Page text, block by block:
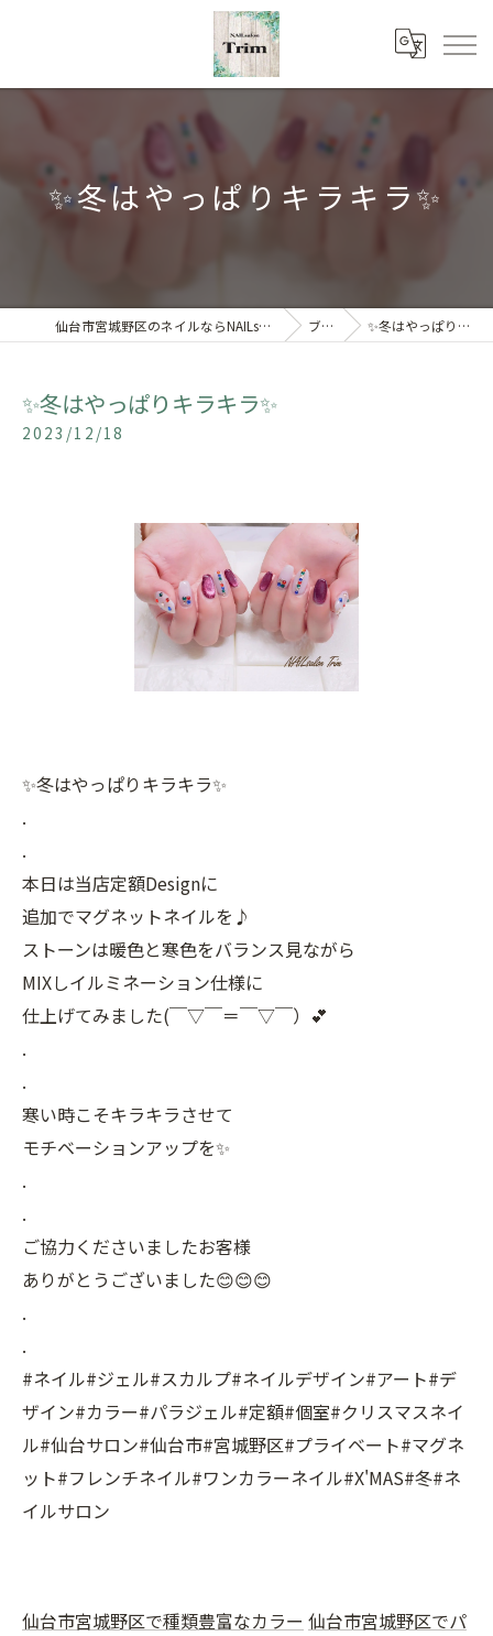
✨冬はやっぱりキラキラ✨
仙台市宮城野区のネイルならNAILsalon Trim 【トリム】 ブログ ✨冬はやっぱりキラキラ✨
✨冬はやっぱりキラキラ✨
2023/12/18
✨冬はやっぱりキラキラ✨
.
.
本日は当店定額Designに
追加でマグネットネイルを♪
ストーンは暖色と寒色をバランス見ながら
MIXしイルミネーション仕様に
仕上げてみました(￣▽￣＝￣▽￣）💕
.
.
寒い時こそキラキラさせて
モチベーションアップを✨
.
.
ご協力くださいましたお客様
ありがとうございました😊😊😊
.
.
#ネイル#ジェル#スカルプ#ネイルデザイン#アート#デ
ザイン#カラー#パラジェル#定額#個室#クリスマスネイ
ル#仙台サロン#仙台市#宮城野区#プライベート#マグネ
ット#フレンチネイル#ワンカラーネイル#X'MAS#冬#ネ
イルサロン
仙台市宮城野区で種類豊富なカラー 仙台市宮城野区でパ